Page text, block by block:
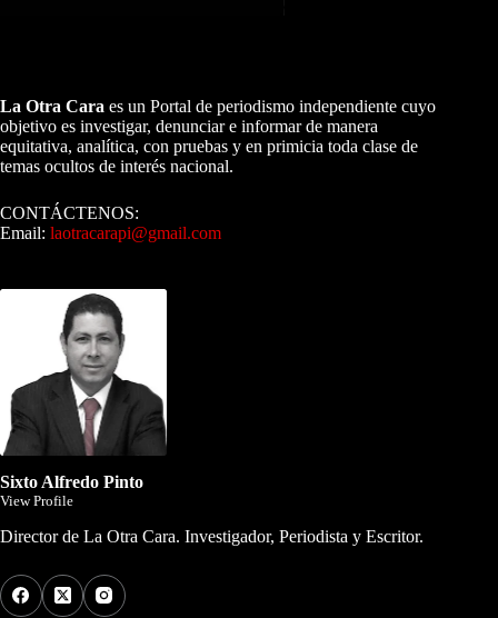
La Otra Cara es un Portal de periodismo independiente cuyo
objetivo es investigar, denunciar e informar de manera
equitativa, analítica, con pruebas y en primicia toda clase de
temas ocultos de interés nacional.
CONTÁCTENOS:
Email: laotracarapi@gmail.com
Sixto Alfredo Pinto
View Profile
Director de La Otra Cara. Investigador, Periodista y Escritor.